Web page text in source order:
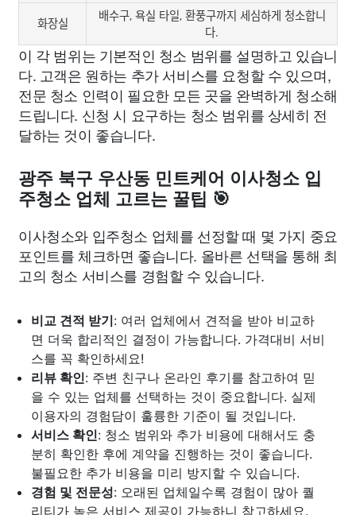
화장실
배수구, 욕실 타일, 환풍구까지 세심하게 청소합니
다.
이 각 범위는 기본적인 청소 범위를 설명하고 있습니
다. 고객은 원하는 추가 서비스를 요청할 수 있으며,
전문 청소 인력이 필요한 모든 곳을 완벽하게 청소해
드립니다. 신청 시 요구하는 청소 범위를 상세히 전
달하는 것이 좋습니다.
광주 북구 우산동 민트케어 이사청소 입
주청소 업체 고르는 꿀팁 🎯
이사청소와 입주청소 업체를 선정할 때 몇 가지 중요
포인트를 체크하면 좋습니다. 올바른 선택을 통해 최
고의 청소 서비스를 경험할 수 있습니다.
비교 견적 받기: 여러 업체에서 견적을 받아 비교하
면 더욱 합리적인 결정이 가능합니다. 가격대비 서비
스를 꼭 확인하세요!
리뷰 확인: 주변 친구나 온라인 후기를 참고하여 믿
을 수 있는 업체를 선택하는 것이 중요합니다. 실제
이용자의 경험담이 훌륭한 기준이 될 것입니다.
서비스 확인: 청소 범위와 추가 비용에 대해서도 충
분히 확인한 후에 계약을 진행하는 것이 좋습니다.
불필요한 추가 비용을 미리 방지할 수 있습니다.
경험 및 전문성: 오래된 업체일수록 경험이 많아 퀄
리티가 높은 서비스 제공이 가능하니 참고하세요.